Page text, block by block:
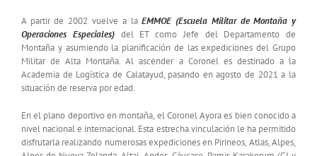
A partir de 2002 vuelve a laEMMOE (Escuela Militar de Montaña y
Operaciones Especiales)del ET como Jefe del Departamento de
Montaña y asumiendo la planificación de las expediciones del Grupo
Militar de Alta Montaña. Al ascender a Coronel es destinado a la
Academia de Logística de Calatayud, pasando en agosto de 2021 a la
situación de reserva por edad.
En el plano deportivo en montaña, el Coronel Ayora es bien conocido a
nivel nacional e internacional. Esta estrecha vinculación le ha permitido
disfrutarla realizando numerosas expediciones en Pirineos, Atlas, Alpes,